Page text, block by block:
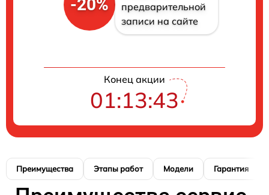
-20%
предварительной
записи на сайте
Конец акции
01:13:42
Преимущества Этапы работ Модели Гарантия